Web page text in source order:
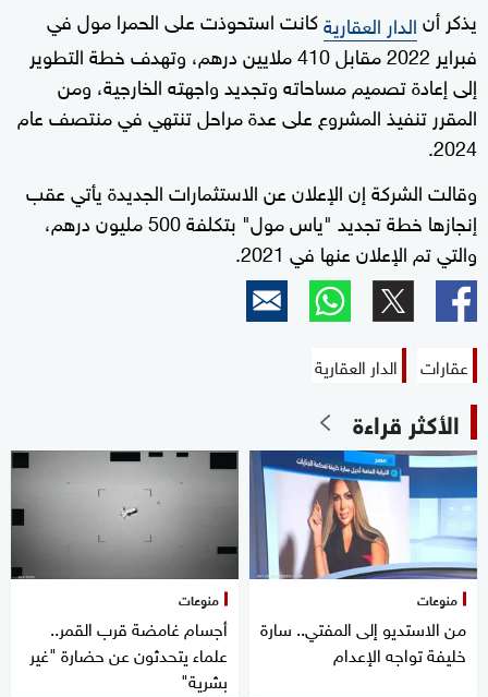
يذكر أنالدار العقاريةكانت استحوذت على الحمرا مول في
فبراير 2022 مقابل 410 ملايين درهم، وتهدف خطة التطوير
إلى إعادة تصميم مساحاته وتجديد واجهته الخارجية، ومن
المقرر تنفيذ المشروع على عدة مراحل تنتهي في منتصف عام
2024.
وقالت الشركة إن الإعلان عن الاستثمارات الجديدة يأتي عقب
إنجازها خطة تجديد "ياس مول" بتكلفة 500 مليون درهم،
والتي تم الإعلان عنها في 2021.
عقارات الدار العقارية
الأكثر قراءة
منوعات
من الاستديو إلى المفتي.. سارة
خليفة تواجه الإعدام
منوعات
أجسام غامضة قرب القمر..
علماء يتحدثون عن حضارة "غير
بشرية"